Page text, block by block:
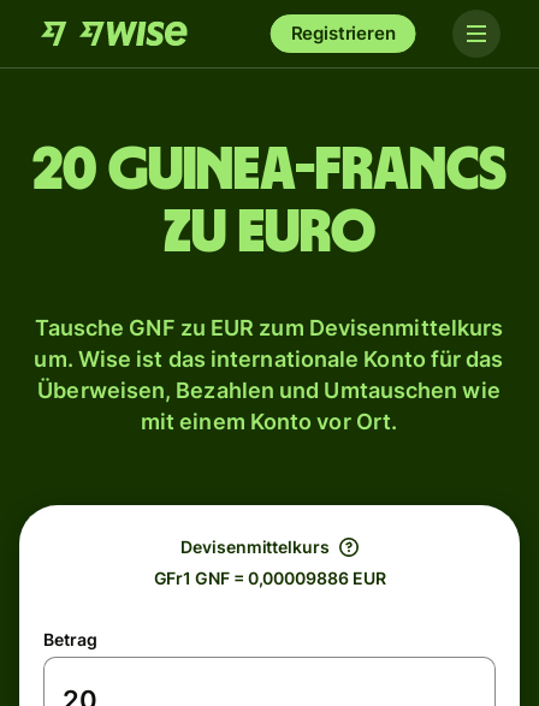
Registrieren
20 Guinea-Francs
zu Euro
Tausche GNF zu EUR zum Devisenmittelkurs
um. Wise ist das internationale Konto für das
Überweisen, Bezahlen und Umtauschen wie
mit einem Konto vor Ort.
Devisenmittelkurs
GFr1 GNF = 0,00009886 EUR
Betrag